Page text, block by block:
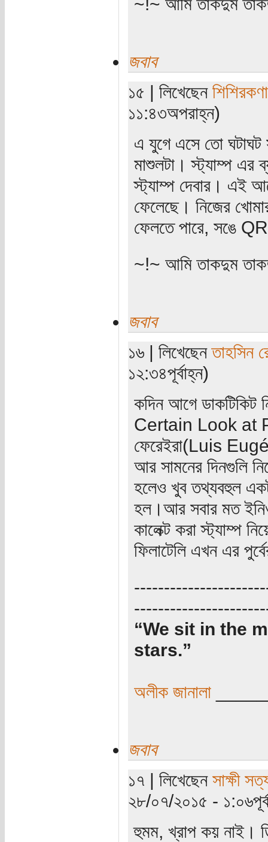
জবাব
১৫ | লিখেছেন শিশিরকণা
১১:৪৩অপরাহ্ন)
এ যুগে এসে তো ঘটাঘট
মাশুলটা। স্ট্যাম্প এর
স্ট্যাম্প দেবার। এই
ফেলেছে। নিজের
ফেলতে পারে, সঙে
~!~ আমি তাকদুম
জবাব
১৬ | লিখেছেনতাহসিন
১২:৩৪পূর্বাহ্ন)
কদিন আগে ডাকটিকিট
Certain Look at
ফেরেইরা(Luis
আর সামনের দিনগুলি
হলেও খুব তথ্যবহুল
হল।আর সবার মত ইনিও
কালেক্ট করা স্ট্যাম্প
ফিলাটেলি এখন এর
“We sit in the
stars.”
অলীক জানালা
জবাব
১৭ | লিখেছেন সাক্ষী
২৮/০৭/২০১৫ -
হুমম, খ্রাপ কয় নাই।